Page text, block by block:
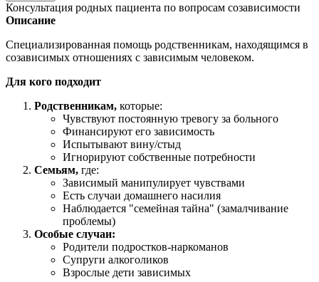
Консультация родных пациента по вопросам созависимости
Описание
Специализированная помощь родственникам, находящимся в
созависимых отношениях с зависимым человеком.
Для кого подходит
Родственникам, которые:
Чувствуют постоянную тревогу за больного
Финансируют его зависимость
Испытывают вину/стыд
Игнорируют собственные потребности
Семьям, где:
Зависимый манипулирует чувствами
Есть случаи домашнего насилия
Наблюдается "семейная тайна" (замалчивание
проблемы)
Особые случаи:
Родители подростков-наркоманов
Супруги алкоголиков
Взрослые дети зависимых